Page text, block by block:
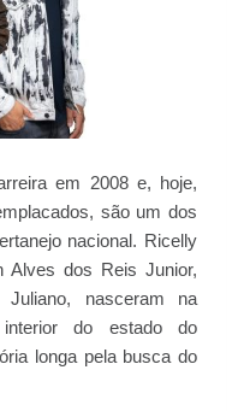
em 2008 e, hoje,
são um dos
nacional. Ricelly
Alves dos Reis Junior,
nasceram na
do estado do
longa pela busca do